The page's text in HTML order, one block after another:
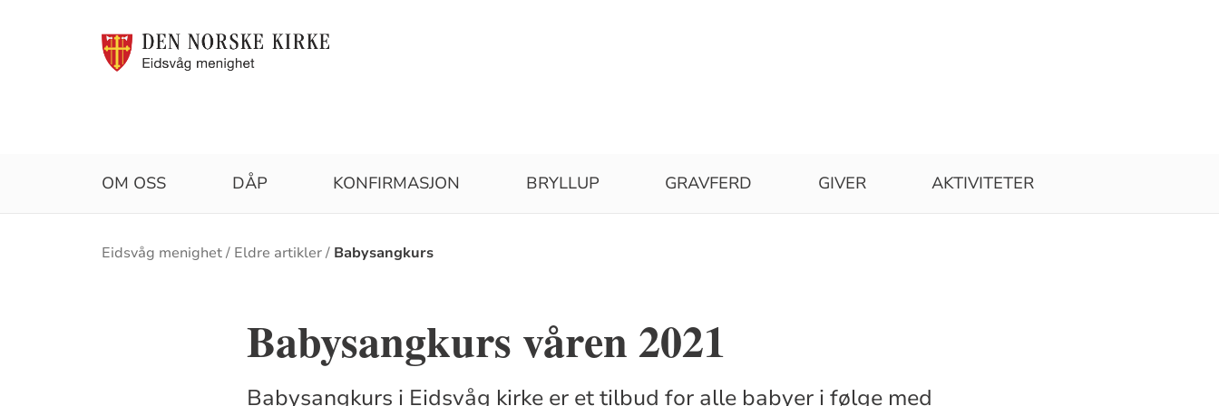
OM OSS DÅP KONFIRMASJON BRYLLUP GRAVFERD GIVER AKTIVITETER
Brødsmulesti
Eidsvåg menighet Eldre artikler Babysangkurs
Babysangkurs våren 2021
Babysangkurs i Eidsvåg kirke er et tilbud for alle babyer i følge med